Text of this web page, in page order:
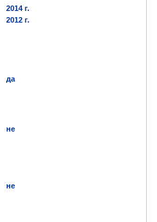
2014 г.
2012 г.
да
не
не